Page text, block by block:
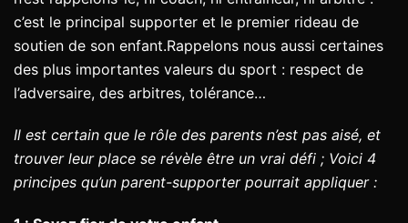
c’est le principal supporter et le premier rideau de
soutien de son enfant.Rappelons nous aussi certaines
des plus importantes valeurs du sport : respect de
l’adversaire, des arbitres, tolérance…
Il est certain que le rôle des parents n’est pas aisé, et
trouver leur place se révèle être un vrai défi ; Voici 4
principes qu’un parent-supporter pourrait appliquer :